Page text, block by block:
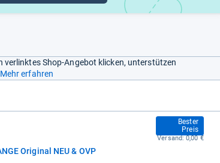
verlinktes Shop-Angebot klicken, unterstützen
Mehr erfahren
Original NEU & OVP
Bester
Preis
185,00 €
Versand:0,00 €